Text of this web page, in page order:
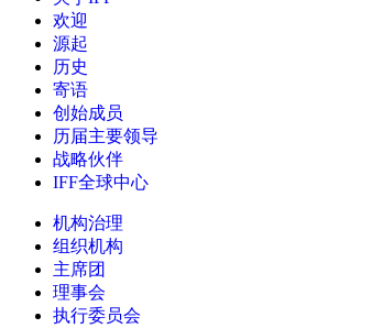
欢迎
源起
历史
寄语
创始成员
历届主要领导
战略伙伴
IFF全球中心
机构治理
组织机构
主席团
理事会
执行委员会